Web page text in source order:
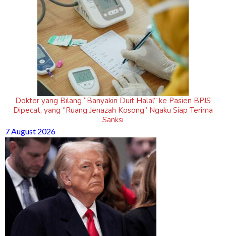
Dokter yang Bilang “Banyakin Duit Halal” ke Pasien BPJS
Dipecat, yang “Ruang Jenazah Kosong” Ngaku Siap Terima
Sanksi
7 August 2026